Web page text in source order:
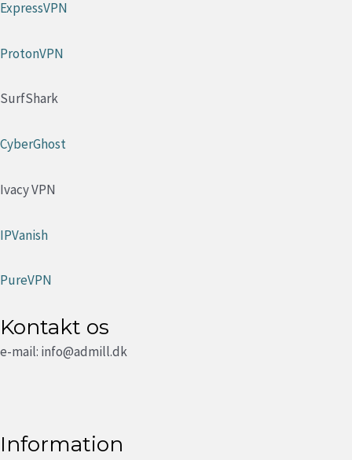
ExpressVPN
ProtonVPN
SurfShark
CyberGhost
Ivacy VPN
IPVanish
PureVPN
Kontakt os
e-mail: info@admill.dk
Information